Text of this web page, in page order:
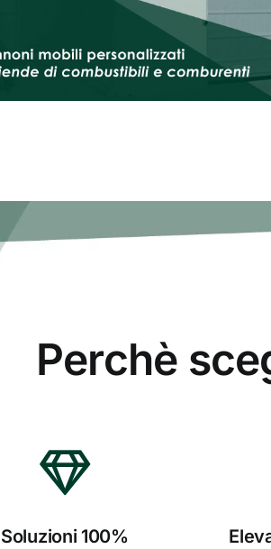
Perchè
Soluzioni 100%